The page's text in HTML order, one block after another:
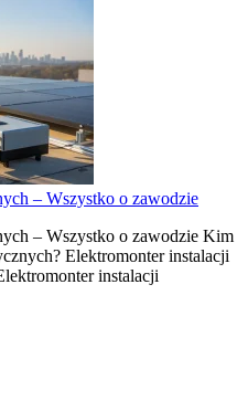
– Wszystko o zawodzie
– Wszystko o zawodzie Kim
Elektromonter instalacji
instalacji